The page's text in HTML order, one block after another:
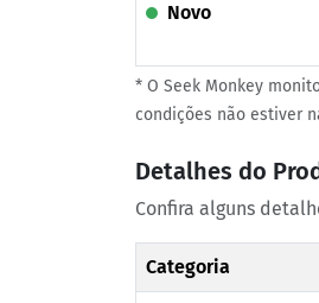
Novo
* O Seek Monkey
condições não estiver
Detalhes do
Confira alguns
Categoria